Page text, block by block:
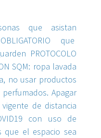
que asistan
que
PROTOCOLO
SQM: ropa lavada
no usar productos
Apagar
de distancia
con uso de
que el espacio sea